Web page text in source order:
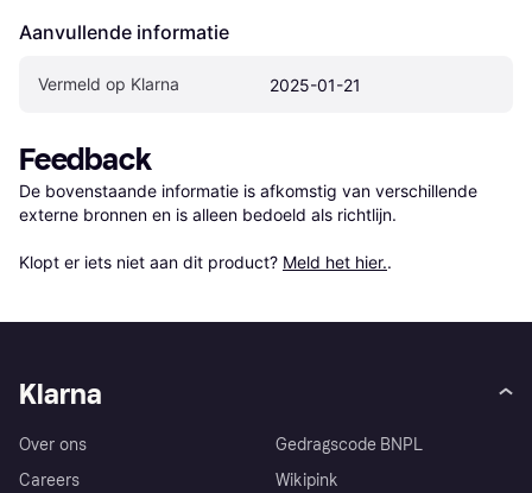
Aanvullende informatie
Vermeld op Klarna 2025-01-21
Feedback
De bovenstaande informatie is afkomstig van verschillende
externe bronnen en is alleen bedoeld als richtlijn.
Klopt er iets niet aan dit product? Meld het hier..
Klarna
Over ons
Careers
Gedragscode BNPL
Wikipink